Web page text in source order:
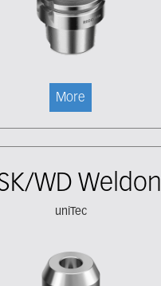
More
WD Weldon
uniTec